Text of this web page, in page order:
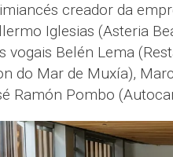
creador da
Iglesias (Asteria
vogais Belén Lema
do Mar de Muxía),
Ramón Pombo